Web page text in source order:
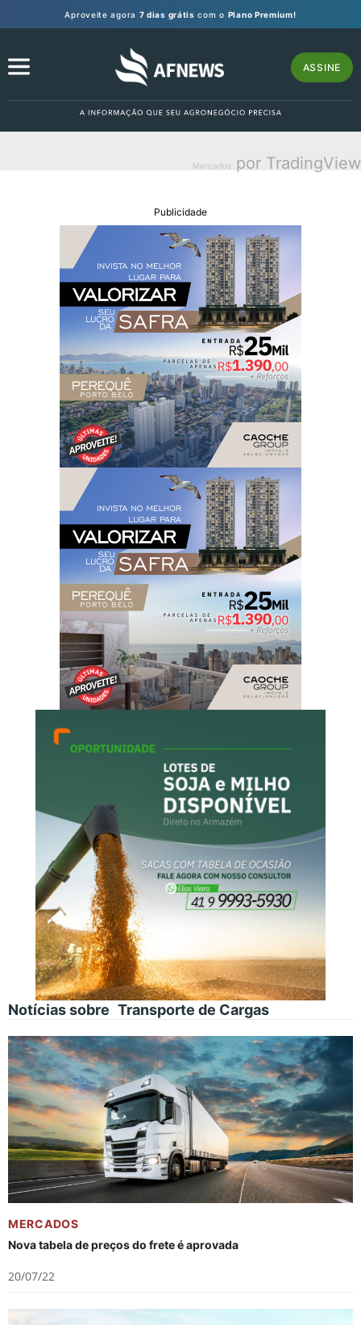
Aproveite agora 7 dias grátis com o Plano Premium!
ASSINE
Mercados por TradingView
Publicidade
Notícias sobre Transporte de Cargas
MERCADOS
Nova tabela de preços do frete é aprovada
20/07/22